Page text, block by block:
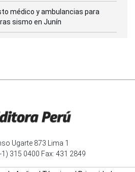
médico y ambulancias para
sismo en Junín
Ugarte 873 Lima 1
315 0400 Fax: 431 2849